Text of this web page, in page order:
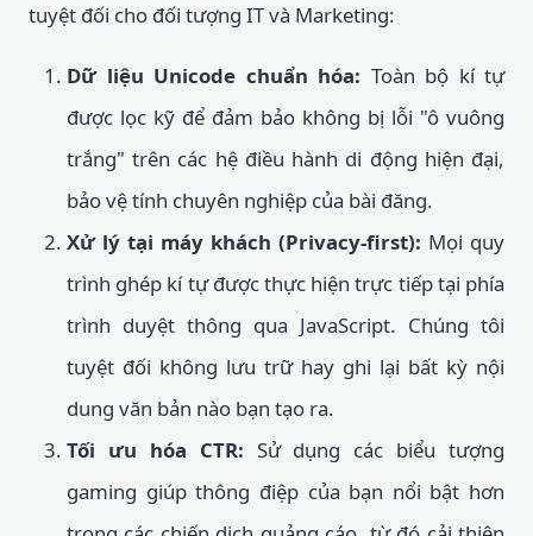
tuyệt đối cho đối tượng IT và Marketing:
Dữ liệu Unicode chuẩn hóa: Toàn bộ kí tự
được lọc kỹ để đảm bảo không bị lỗi "ô vuông
trắng" trên các hệ điều hành di động hiện đại,
bảo vệ tính chuyên nghiệp của bài đăng.
Xử lý tại máy khách (Privacy-first): Mọi quy
trình ghép kí tự được thực hiện trực tiếp tại phía
trình duyệt thông qua JavaScript. Chúng tôi
tuyệt đối không lưu trữ hay ghi lại bất kỳ nội
dung văn bản nào bạn tạo ra.
Tối ưu hóa CTR: Sử dụng các biểu tượng
gaming giúp thông điệp của bạn nổi bật hơn